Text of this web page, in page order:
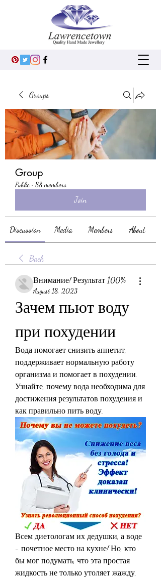
Groups
Group
Public · 88 members
Join
Discussion Media Members About
Back
Внимание! Результат 100%
August 18, 2023
Зачем пьют воду
при похудении
Вода помогает снизить аппетит,
поддерживает нормальную работу
организма и помогает в похудении.
Узнайте, почему вода необходима для
достижения результатов похудения и
как правильно пить воду.
Всем диетологам их дедушки, а воде
- почетное место на кухне! Но, кто
бы мог подумать, что эта простая
жидкость не только утоляет жажду,